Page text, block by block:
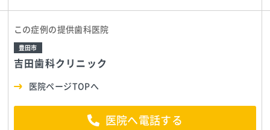
この症例の提供歯科医院
吉田歯科クリニック
豊田市
医院ページTOPへ
医院へ電話する